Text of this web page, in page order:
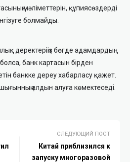
мәліметтерін, құпиясөздерді
болмайды.
деректеріңіз бөгде адамдардың
банк картасын бірден
банкке дереу хабарласу қажет.
алдын алуға көмектеседі.
СЛЕДУЮЩИЙ ПОСТ
Китай приблизился к
запуску многоразовой